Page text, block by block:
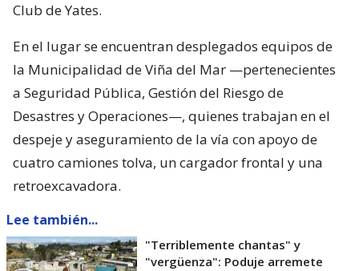
Club de Yates.
En el lugar se encuentran desplegados equipos de
la Municipalidad de Viña del Mar —pertenecientes
a Seguridad Pública, Gestión del Riesgo de
Desastres y Operaciones—, quienes trabajan en el
despeje y aseguramiento de la vía con apoyo de
cuatro camiones tolva, un cargador frontal y una
retroexcavadora.
Lee también...
"Terriblemente chantas" y
"vergüenza": Poduje arremete